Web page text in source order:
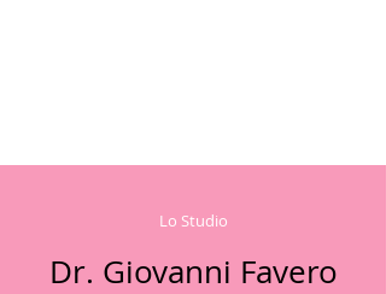
Lo Studio
Dr. Giovanni Favero